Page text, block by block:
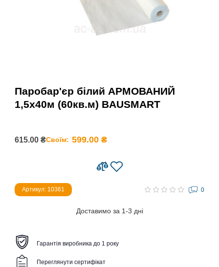
Паробар'єр білий АРМОВАНИЙ
1,5х40м (60кв.м) BAUSMART
615.00 ₴Своїм: 599.00 ₴
Артикул: 10361 0
Доставимо за 1-3 дні
Гарантія виробника до 1 року
Переглянути сертифікат